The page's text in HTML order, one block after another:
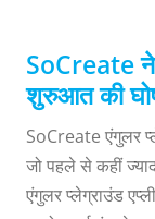
SoCreate ने
शुरुआत की
SoCreate एंगुलर
जो पहले से कहीं
एंगुलर प्लेग्राउंड